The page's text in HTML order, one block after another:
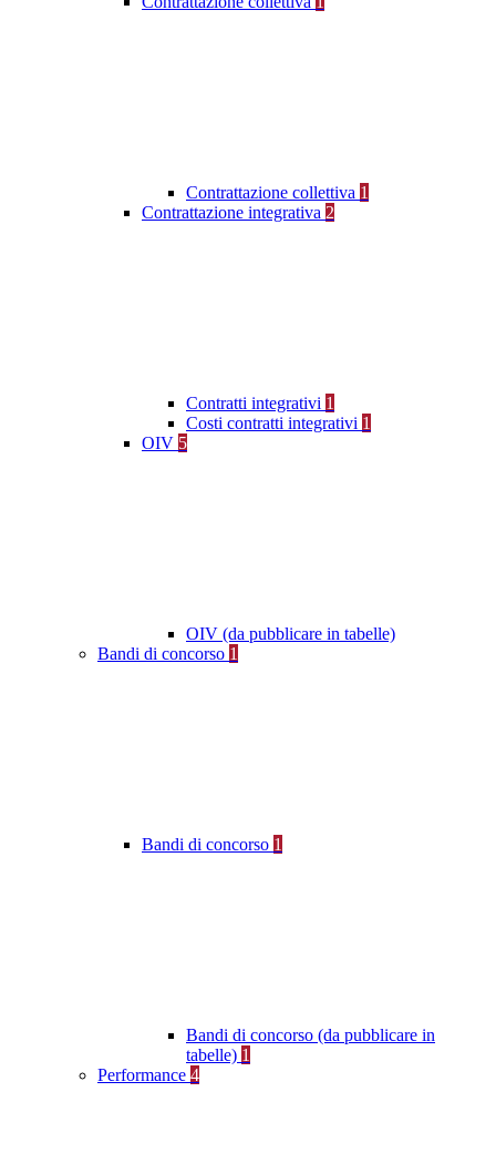
Contrattazione collettiva 1
Contrattazione integrativa 2
Contratti integrativi 1
Costi contratti integrativi 1
OIV 5
OIV (da pubblicare in tabelle)
Bandi di concorso 1
Bandi di concorso 1
Bandi di concorso (da pubblicare in
tabelle) 1
Performance 4